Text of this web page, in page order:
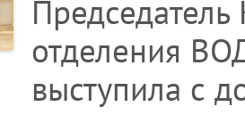
отделения
выступила с